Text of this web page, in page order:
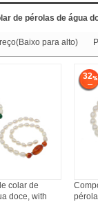
de pérolas de água
para alto)
colar de
doce, with
32